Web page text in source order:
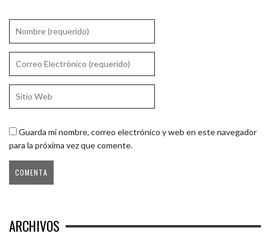
Guarda mi nombre, correo electrónico y web en este navegador
para la próxima vez que comente.
ARCHIVOS